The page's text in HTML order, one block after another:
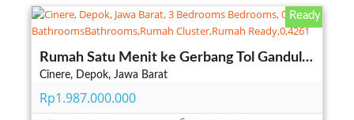
Ready
Rumah Satu Menit ke Gerbang Tol Gandul Perbatasan Jakarta Selatan
Cinere, Depok, Jawa Barat
Rp1.987.000.000